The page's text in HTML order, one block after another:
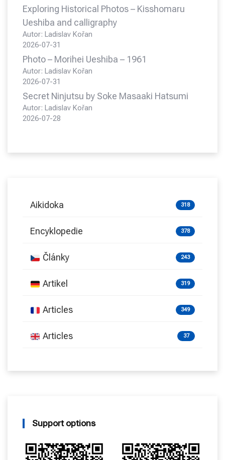
Exploring Historical Photos – Kisshomaru
Ueshiba and calligraphy
Autor: Ladislav Kořan
2026-07-31
Photo – Morihei Ueshiba – 1961
Autor: Ladislav Kořan
2026-07-31
Secret Ninjutsu by Soke Masaaki Hatsumi
Autor: Ladislav Kořan
2026-07-28
Aikidoka 318
Encyklopedie 378
Články 243
Artikel 319
Articles 349
Articles 37
Support options